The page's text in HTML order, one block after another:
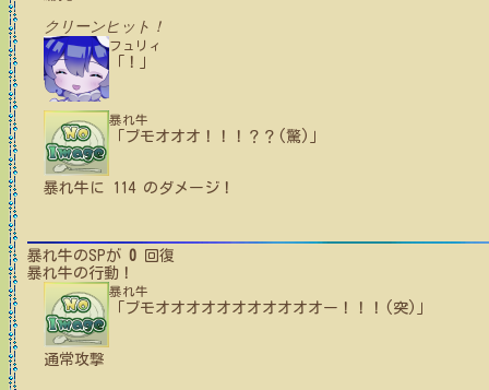
クリーンヒット！
フュリィ
「！」
暴れ牛
「ブモオオオ！！！？？(驚)」
暴れ牛 に 114のダメージ！
暴れ牛のSPが 0 回復
暴れ牛の行動！
暴れ牛
「ブモオオオオオオオオオオオー！！！(突)」
通常攻撃